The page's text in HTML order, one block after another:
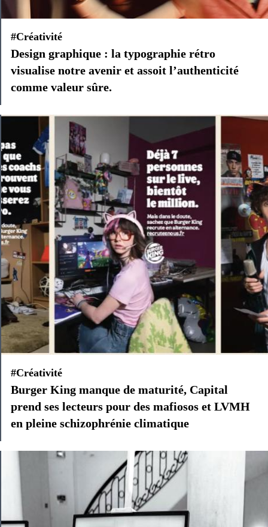
#Créativité
Design graphique : la typographie rétro
visualise notre avenir et assoit l’authenticité
comme valeur sûre.
#Créativité
Burger King manque de maturité, Capital
prend ses lecteurs pour des mafiosos et LVMH
en pleine schizophrénie climatique